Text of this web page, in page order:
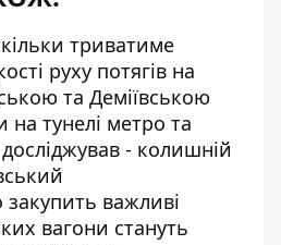
триватиме
руху потягів на
та Деміївською
на тунелі метро та
- колишній
закупить важливі
вагони стануть